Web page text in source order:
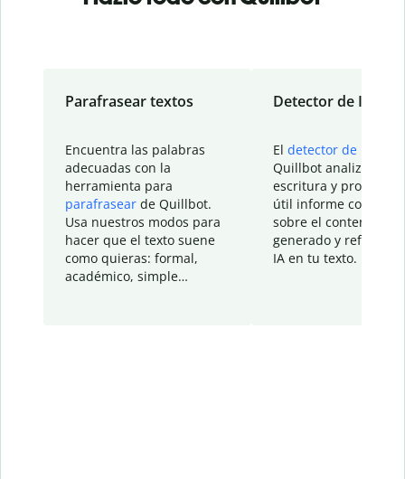
Parafrasear textos
Encuentra las palabras
adecuadas con la
herramienta para
parafrasear de Quillbot.
Usa nuestros modos para
hacer que el texto suene
como quieras: formal,
académico, simple…
Detector de IA
El detector de IA
Quillbot analiza tu
escritura y
útil informe con
sobre el contenido
generado y refinado
IA en tu texto.